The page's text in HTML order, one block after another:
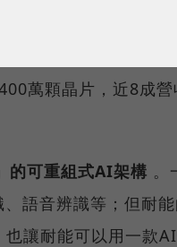
、工業製造，以及
德國知名門鎖業者、
萬顆晶片，近8成營
的可重組式AI架構 。
語音辨識等；但耐
讓耐能可以用一款